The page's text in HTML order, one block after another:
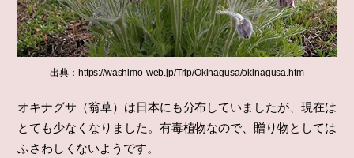
出典： https://washimo-web.jp/Trip/Okinagusa/okinagusa.htm
オキナグサ（翁草）は日本にも分布していましたが、現在は
とても少なくなりました。有毒植物なので、贈り物としては
ふさわしくないようです。